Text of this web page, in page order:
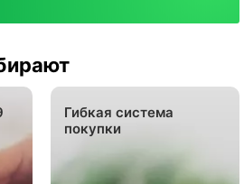
Гибкая система
покупки